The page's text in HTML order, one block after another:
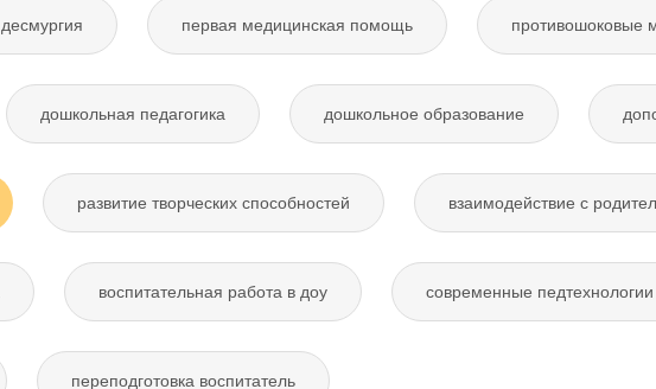
десмургия первая медицинская помощь противошоковые
дошкольная педагогика дошкольное образование
развитие творческих способностей взаимодействие с
воспитательная работа в доу современные
переподготовка воспитатель